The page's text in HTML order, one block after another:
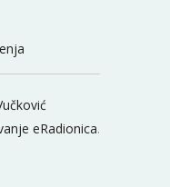
eRadionica.